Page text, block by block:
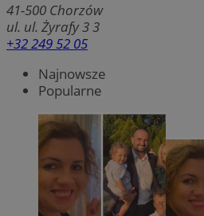
41-500 Chorzów
ul. ul. Żyrafy 3 3
+32 249 52 05
Najnowsze
Popularne